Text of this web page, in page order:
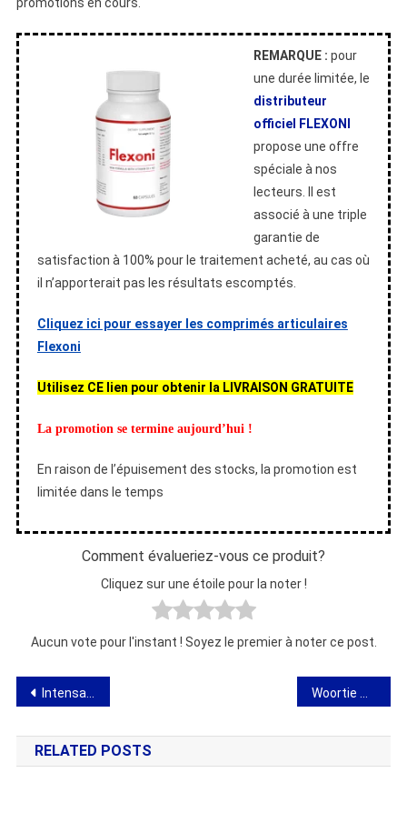
REMARQUE : pour
une durée limitée, le
distributeur
officiel FLEXONI
propose une offre
spéciale à nos
lecteurs. Il est
associé à une triple
garantie de
satisfaction à 100% pour le traitement acheté, au cas où
il n’apporterait pas les résultats escomptés.
Cliquez ici pour essayer les comprimés articulaires
Flexoni
Utilisez CE lien pour obtenir la LIVRAISON GRATUITE
La promotion se termine aujourd’hui !
En raison de l’épuisement des stocks, la promotion est
limitée dans le temps
Comment évalueriez-vous ce produit?
Cliquez sur une étoile pour la noter !
Aucun vote pour l'instant ! Soyez le premier à noter ce post.
Navigation
de
l’article
Intensare Leffer – examen de l’électrocoagulateur pour l’élimination des verrues
RELATED POSTS